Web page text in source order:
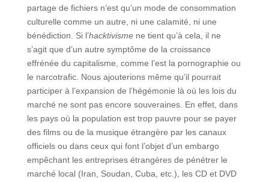
partage de fichiers n’est qu’un mode de consommation
culturelle comme un autre, ni une calamité, ni une
bénédiction. Si l’hacktivisme ne tient qu’à cela, il ne
s’agit que d’un autre symptôme de la croissance
effrénée du capitalisme, comme l’est la pornographie ou
le narcotrafic. Nous ajouterions même qu’il pourrait
participer à l’expansion de l’hégémonie là où les lois du
marché ne sont pas encore souveraines. En effet, dans
les pays où la population est trop pauvre pour se payer
des films ou de la musique étrangère par les canaux
officiels ou dans ceux qui font l’objet d’un embargo
empêchant les entreprises étrangères de pénétrer le
marché local (Iran, Soudan, Cuba, etc.), les CD et DVD